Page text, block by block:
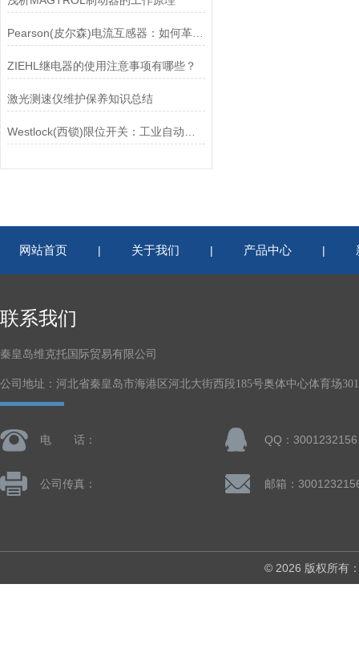
Pearson(皮尔森)电流互感器：如何革新电力监控？
ZIEHL继电器的使用注意事项有哪些？
激光测速仪维护保养知识总结
网站首页 | 关于我们 | 产品中心 |
联系我们
秦皇岛维克托国际贸易有限公司
公司地址：河北省秦皇岛市海港区河北大街西段185号奥体中心体育场
电 话： QQ：3001232156
公司传真： 邮箱：
© 2026 版权所有